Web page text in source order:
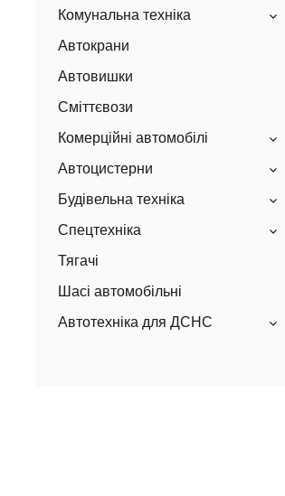
Комунальна техніка
Автокрани
Автовишки
Сміттєвози
Комерційні автомобілі
Автоцистерни
Будівельна техніка
Спецтехніка
Тягачі
Шасі автомобільні
Автотехніка для ДСНС